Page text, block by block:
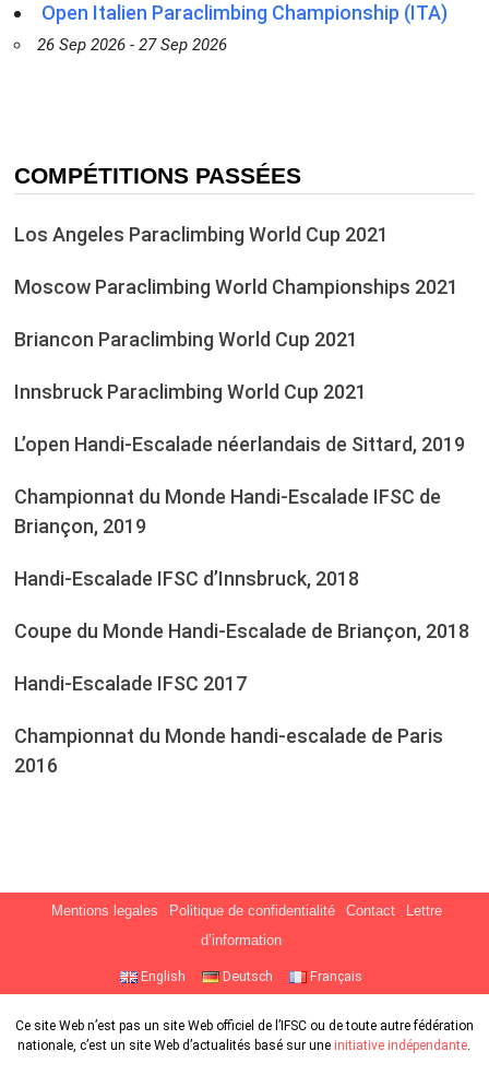
Open Italien Paraclimbing Championship (ITA)
26 Sep 2026 - 27 Sep 2026
COMPÉTITIONS PASSÉES
Los Angeles Paraclimbing World Cup 2021
Moscow Paraclimbing World Championships 2021
Briancon Paraclimbing World Cup 2021
Innsbruck Paraclimbing World Cup 2021
L’open Handi-Escalade néerlandais de Sittard, 2019
Championnat du Monde Handi-Escalade IFSC de
Briançon, 2019
Handi-Escalade IFSC d’Innsbruck, 2018
Coupe du Monde Handi-Escalade de Briançon, 2018
Handi-Escalade IFSC 2017
Championnat du Monde handi-escalade de Paris
2016
Mentions legales Politique de confidentialité Contact
Lettre
d’information
English Deutsch Français
Ce site Web n’est pas un site Web officiel de l’IFSC ou de toute autre fédération
nationale, c’est un site Web d’actualités basé sur une initiative indépendante.